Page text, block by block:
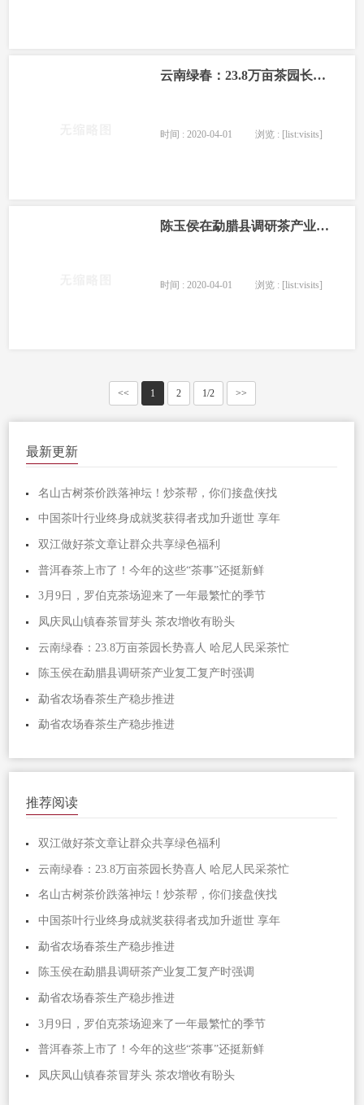
云南绿春：23.8万亩茶园长势喜人 哈尼人民采茶忙
时间 : 2020-04-01 浏览 : [list:visits]
陈玉侯在勐腊县调研茶产业复工复产时强调
时间 : 2020-04-01 浏览 : [list:visits]
<< 1 2 1/2 >>
最新更新
名山古树茶价跌落神坛！炒茶帮，你们接盘侠找
中国茶叶行业终身成就奖获得者戎加升逝世 享年
双江做好茶文章让群众共享绿色福利
普洱春茶上市了！今年的这些“茶事”还挺新鲜
3月9日，罗伯克茶场迎来了一年最繁忙的季节
凤庆凤山镇春茶冒芽头 茶农增收有盼头
云南绿春：23.8万亩茶园长势喜人 哈尼人民采茶忙
陈玉侯在勐腊县调研茶产业复工复产时强调
勐省农场春茶生产稳步推进
勐省农场春茶生产稳步推进
推荐阅读
双江做好茶文章让群众共享绿色福利
云南绿春：23.8万亩茶园长势喜人 哈尼人民采茶忙
名山古树茶价跌落神坛！炒茶帮，你们接盘侠找
中国茶叶行业终身成就奖获得者戎加升逝世 享年
勐省农场春茶生产稳步推进
陈玉侯在勐腊县调研茶产业复工复产时强调
勐省农场春茶生产稳步推进
3月9日，罗伯克茶场迎来了一年最繁忙的季节
普洱春茶上市了！今年的这些“茶事”还挺新鲜
凤庆凤山镇春茶冒芽头 茶农增收有盼头